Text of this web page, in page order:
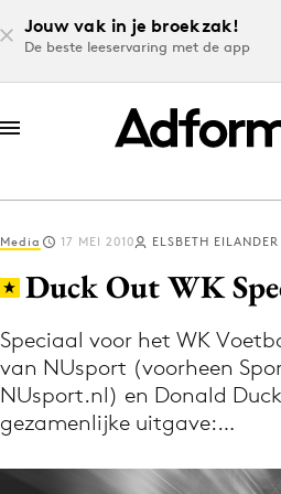
Jouw vak in je broekzak!
De beste leeservaring met de app
Log in
Download
Volg het laatste nieuws
Nieuws
Media 17 MEI 2010 ELSBETH EILANDER
Duck Out WK
Speciaal voor het WK
van NUsport (voorheen
NUsport.nl) en Donald
gezamenlijke uitgave:…